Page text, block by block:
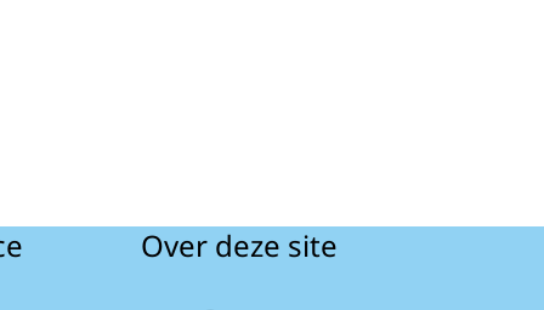
Over deze site